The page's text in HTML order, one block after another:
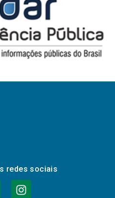
redes sociais